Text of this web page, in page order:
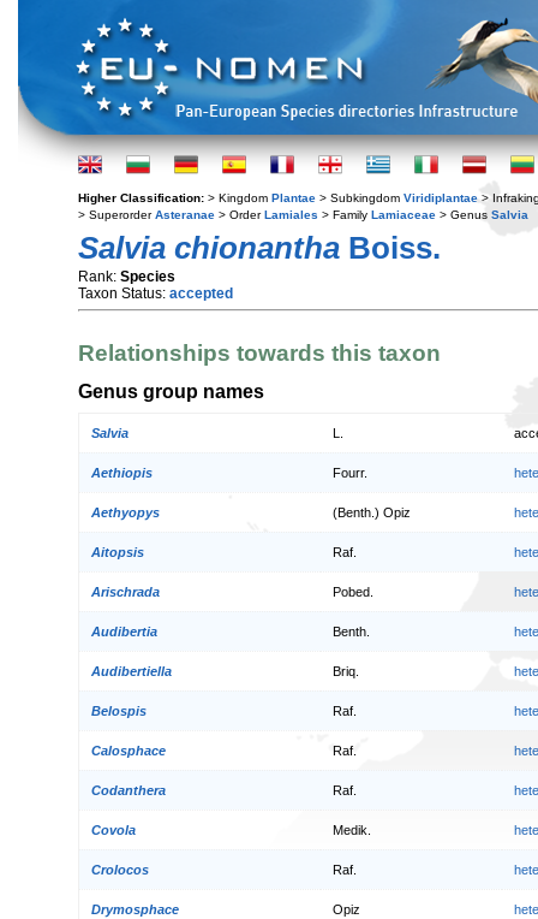
Higher Classification: > Kingdom Plantae > Subkingdom Viridiplantae >
> SuperorderAsteranae > OrderLamiales > Family Lamiaceae > Genus Salvia
Salvia chionantha Boiss.
Rank: Species
Taxon Status: accepted
Relationships towards this taxon
Genus group names
Salvia
Aethiopis Fourr.
Aethyopys (Benth.) Opiz
Aitopsis Raf.
Arischrada Pobed.
Audibertia Benth.
Audibertiella Briq.
Belospis Raf.
Calosphace Raf.
Codanthera Raf.
Covola Medik.
Crolocos Raf.
Drymosphace Opiz